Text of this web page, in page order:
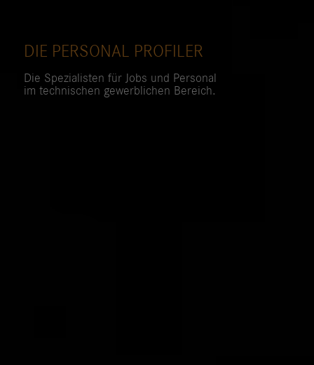
DIE PERSONAL PROFILER
Die Spezialisten für Jobs und Personal
im technischen gewerblichen Bereich.